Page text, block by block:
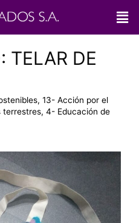
TELAR DE
, 13- Acción por el
terrestres, 4- Educación de